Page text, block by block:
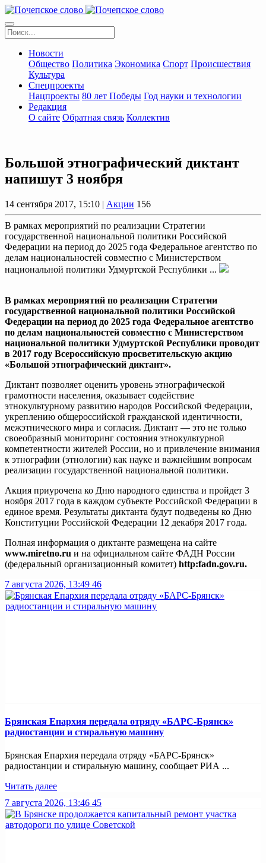
Новости
Общество Политика Экономика Спорт Происшествия
Культура
Спецпроекты
Нацпроекты 80 лет Победы Год науки и технологии
Редакция
О сайте Обратная связь Коллектив
Большой этнографический диктант
напишут 3 ноября
14 сентября 2017, 15:10 | Акции 156
В рамках мероприятий по реализации Стратегии
государственной национальной политики Российской
Федерации на период до 2025 года Федеральное агентство по
делам национальностей совместно с Министерством
национальной политики Удмуртской Республики ...
В рамках мероприятий по реализации Стратегии
государственной национальной политики Российской
Федерации на период до 2025 года Федеральное агентство
по делам национальностей совместно с Министерством
национальной политики Удмуртской Республики проводит
в 2017 году Всероссийскую просветительскую акцию
«Большой этнографический диктант».
Диктант позволяет оценить уровень этнографической
грамотности населения, оказывает содействие
этнокультурному развитию народов Российской Федерации,
укреплению общероссийской гражданской идентичности,
межэтнического мира и согласия. Диктант — это не только
своеобразный мониторинг состояния этнокультурной
компетентности жителей России, но и привлечение внимания
к этнографии (этнологии) как науке и важнейшим вопросам
реализации государственной национальной политики.
Акция приурочена ко Дню народного единства и пройдет 3
ноября 2017 года в каждом субъекте Российской Федерации в
единое время. Результаты диктанта будут подведены ко Дню
Конституции Российской Федерации 12 декабря 2017 года.
Полная информация о диктанте размещена на сайте
www.miretno.ru и на официальном сайте ФАДН России
(федеральный организационный комитет) http:fadn.gov.ru.
7 августа 2026, 13:49 46
Брянская Епархия передала отряду «БАРС-Брянск»
радиостанции и стиральную машину
Брянская Епархия передала отряду «БАРС-Брянск»
радиостанции и стиральную машину, сообщает РИА ...
Читать далее
7 августа 2026, 13:46 45